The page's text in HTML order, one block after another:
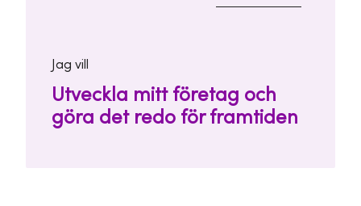
Jag vill
Utveckla mitt företag och
göra det redo för framtiden